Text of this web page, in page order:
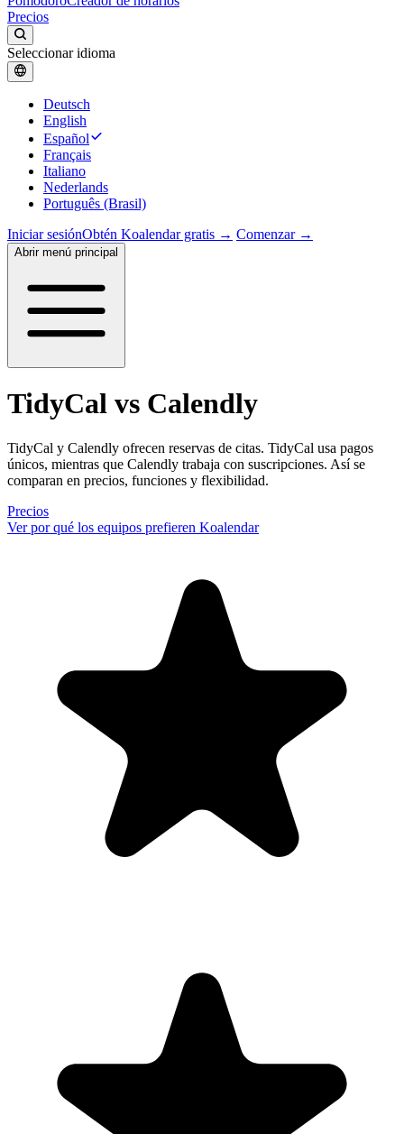
Precios
Seleccionar idioma
Deutsch
English
Español
Français
Italiano
Nederlands
Português (Brasil)
Iniciar sesiónObtén Koalendar gratis → Comenzar →
Abrir menú principal
TidyCal vs Calendly
TidyCal y Calendly ofrecen reservas de citas. TidyCal usa pagos
únicos, mientras que Calendly trabaja con suscripciones. Así se
comparan en precios, funciones y flexibilidad.
Precios
Ver por qué los equipos prefieren Koalendar